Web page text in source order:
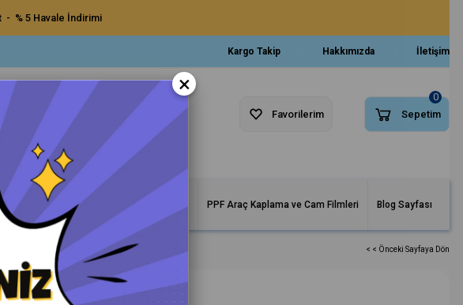
- % 5 Havale İndirimi
Kargo Takip Hakkımızda İletişim
Sepetim
0
Favorilerim
ve Bezler Aksesuarlar ve Makineler PPF Araç Kaplama ve Cam Filmleri Blog Sayfası
< < Önceki Sayfaya Dön
Zımpara 3000
×